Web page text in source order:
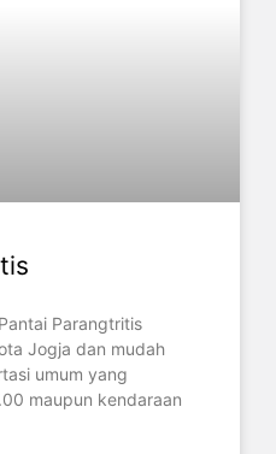
Parangtritis
Jogja dan mudah
umum yang
maupun kendaraan